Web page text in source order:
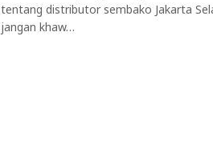
tentang distributor sembako Jakarta
jangan khaw…